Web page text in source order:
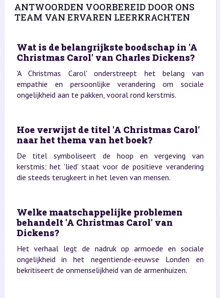
ANTWOORDEN VOORBEREID DOOR ONS
TEAM VAN ERVAREN LEERKRACHTEN
Wat is de belangrijkste boodschap in 'A
Christmas Carol' van Charles Dickens?
'A Christmas Carol' onderstreept het belang van
empathie en persoonlijke verandering om sociale
ongelijkheid aan te pakken, vooral rond kerstmis.
Hoe verwijst de titel 'A Christmas Carol'
naar het thema van het boek?
De titel symboliseert de hoop en vergeving van
kerstmis; het 'lied' staat voor de positieve verandering
die steeds terugkeert in het leven van mensen.
Welke maatschappelijke problemen
behandelt 'A Christmas Carol' van
Dickens?
Het verhaal legt de nadruk op armoede en sociale
ongelijkheid in het negentiende-eeuwse Londen en
bekritiseert de onmenselijkheid van de armenhuizen.